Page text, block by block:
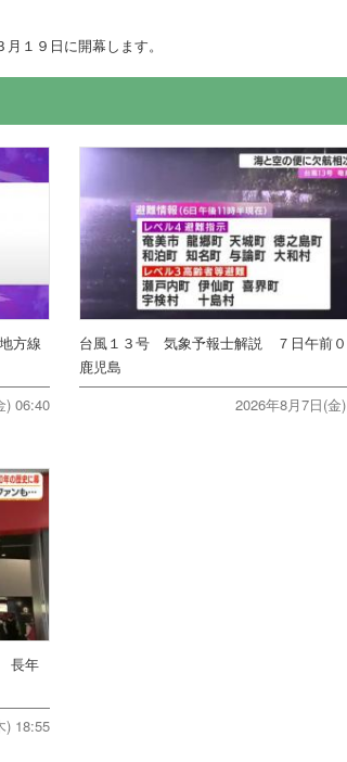
１９日に開幕します。
方線
) 06:40
台風１３号 気象予報士解説 ７日午
鹿児島
2026年8月7日(金
長年
) 18:55